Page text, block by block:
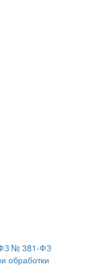
ФЗ № 381-ФЗ
обработки